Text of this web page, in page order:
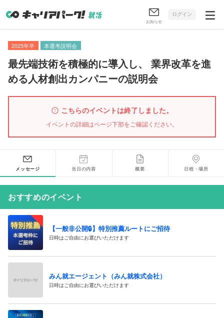
お知らせ
ログイン
2025年卒 本選考説明会
最先端技術を積極的に導入し、
業界改革を進
める人材創出カンパニーの説明会
こちらのイベントは終了しました。
イベントの詳細はページ下部をご確認ください。
メッセージ 当日の内容 概要 日程・場所
おすすめのイベント
【一般非公開🔒️】特別推薦ルートにご招待
日時はご自由にお選びいただけます
みん就エージェント（みん就株式会社）
日時はご自由にお選びいただけます